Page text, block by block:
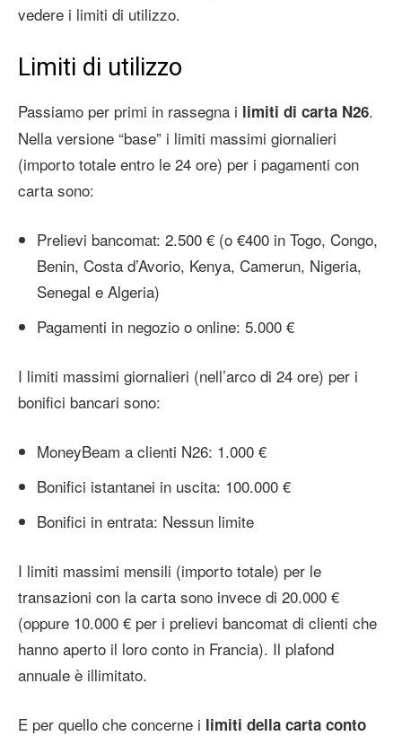
vedere i limiti di utilizzo.
Limiti di utilizzo
Passiamo per primi in rassegna i limiti di carta N26.
Nella versione “base” i limiti massimi giornalieri
(importo totale entro le 24 ore) per i pagamenti con
carta sono:
Prelievi bancomat: 2.500 € (o €400 in Togo, Congo,
Benin, Costa d’Avorio, Kenya, Camerun, Nigeria,
Senegal e Algeria)
Pagamenti in negozio o online: 5.000 €
I limiti massimi giornalieri (nell’arco di 24 ore) per i
bonifici bancari sono:
MoneyBeam a clienti N26: 1.000 €
Bonifici istantanei in uscita: 100.000 €
Bonifici in entrata: Nessun limite
I limiti massimi mensili (importo totale) per le
transazioni con la carta sono invece di 20.000 €
(oppure 10.000 € per i prelievi bancomat di clienti che
hanno aperto il loro conto in Francia). Il plafond
annuale è illimitato.
E per quello che concerne i limiti della carta conto